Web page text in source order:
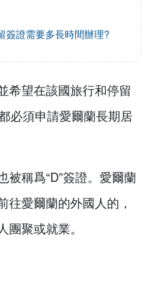
簽證需要多長時間辦理?
希望在該國旅行和停留
必須申請愛爾蘭長期居
被稱爲“D”簽證。愛爾蘭
往愛爾蘭的外國人的，
聚或就業。